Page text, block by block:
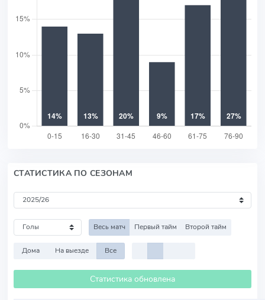
СТАТИСТИКА ПО СЕЗОНАМ
Весь матч Первый тайм Второй тайм
Дома На выезде Все
Статистика обновлена